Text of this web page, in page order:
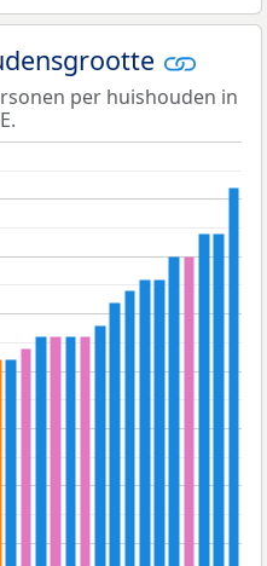
per huishouden in